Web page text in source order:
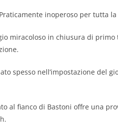
inoperoso per tutta
miracoloso in chiusura di
spesso nell’impostazione del
al fianco di Bastoni offre una